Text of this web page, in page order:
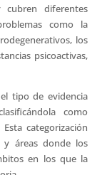
cubren diferentes
como la
los
psicoactivas,
tipo de evidencia
como
categorización
y áreas donde los
en los que la